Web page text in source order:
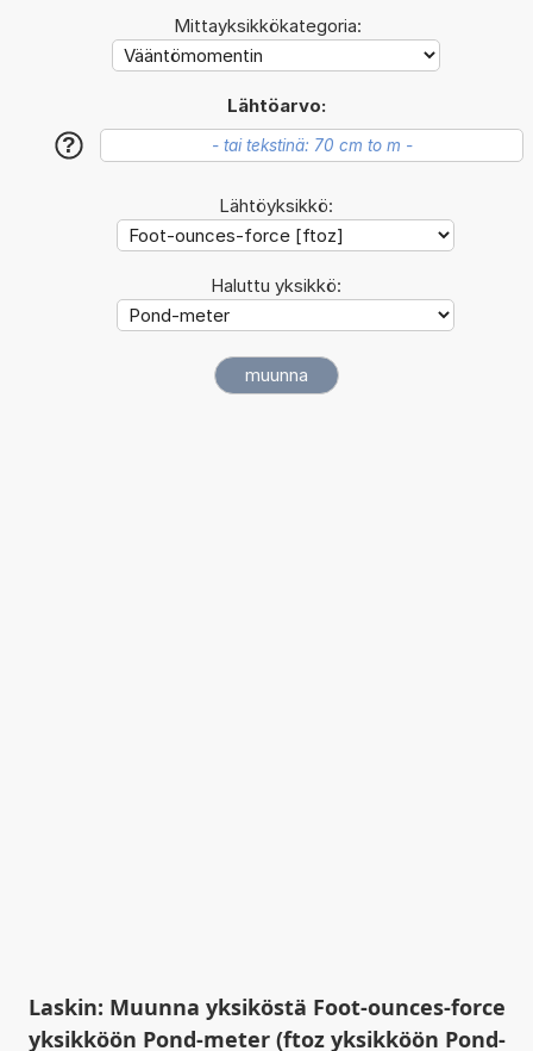
Mittayksikkökategoria:
Lähtöarvo:
?
Lähtöyksikkö:
Haluttu yksikkö:
Laskin: Muunna yksiköstä Foot-ounces-force
yksikköön Pond-meter (ftoz yksikköön Pond-